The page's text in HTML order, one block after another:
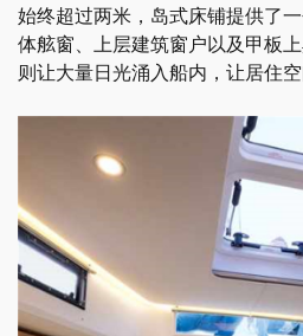
始终超过两米，岛式床铺提供了
体舷窗、上层建筑窗户以及甲板
则让大量日光涌入船内，让居住空